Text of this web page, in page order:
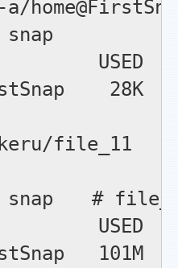
USED
file_11　　#
　# file_11を
USED